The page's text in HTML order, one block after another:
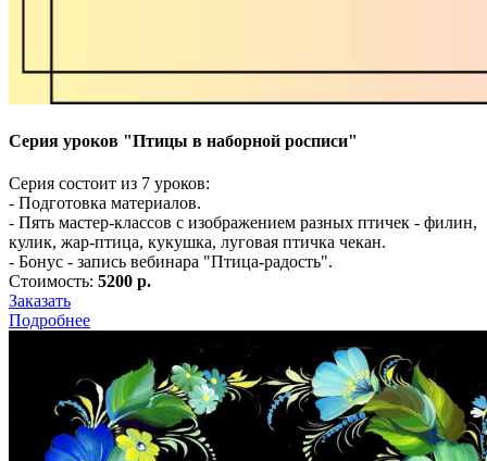
Серия уроков "Птицы в наборной росписи"
Серия состоит из 7 уроков:
- Подготовка материалов.
- Пять мастер-классов с изображением разных птичек - филин,
кулик, жар-птица, кукушка, луговая птичка чекан.
- Бонус - запись вебинара "Птица-радость".
Стоимость: 5200 р.
Заказать
Подробнее